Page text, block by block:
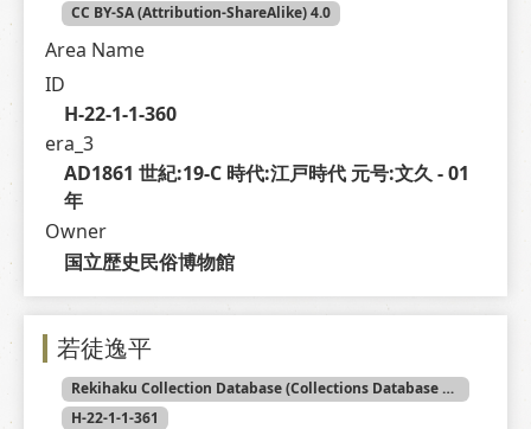
CC BY-SA (Attribution-ShareAlike) 4.0
Area Name
ID
H-22-1-1-360
era_3
AD1861 世紀:19-C 時代:江戸時代 元号:文久 - 01
年
Owner
国立歴史民俗博物館
若徒逸平
Rekihaku Collection Database (Collections Database of the National Museum of Japanese History)
H-22-1-1-361